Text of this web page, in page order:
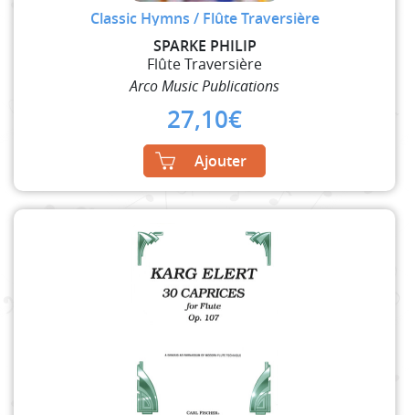
Classic Hymns / Flûte Traversière
SPARKE PHILIP
Flûte Traversière
Arco Music Publications
27,10€
Ajouter